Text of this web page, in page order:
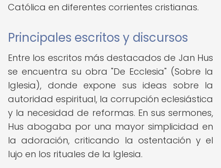
Católica en diferentes corrientes cristianas.
Principales escritos y discursos
Entre los escritos más destacados de Jan Hus
se encuentra su obra "De Ecclesia" (Sobre la
Iglesia), donde expone sus ideas sobre la
autoridad espiritual, la corrupción eclesiástica
y la necesidad de reformas. En sus sermones,
Hus abogaba por una mayor simplicidad en
la adoración, criticando la ostentación y el
lujo en los rituales de la Iglesia.